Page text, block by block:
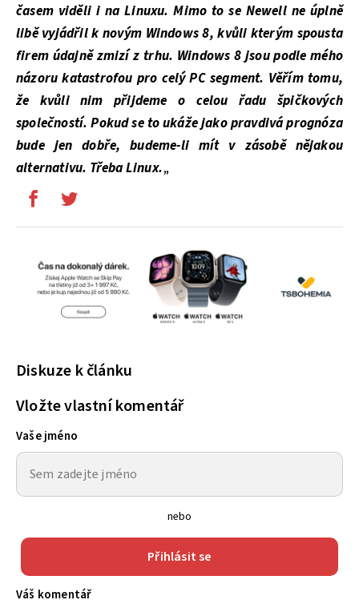
časem viděli i na Linuxu. Mimo to se Newell ne úplně
libě vyjádřil k novým Windows 8, kvůli kterým spousta
firem údajně zmizí z trhu. Windows 8 jsou podle mého
názoru katastrofou pro celý PC segment. Věřím tomu,
že kvůli nim přijdeme o celou řadu špičkových
společností. Pokud se to ukáže jako pravdivá prognóza
bude jen dobře, budeme-li mít v zásobě nějakou
alternativu. Třeba Linux.„
Diskuze k článku
Vložte vlastní komentář
Vaše jméno
nebo
Přihlásit se
Váš komentář